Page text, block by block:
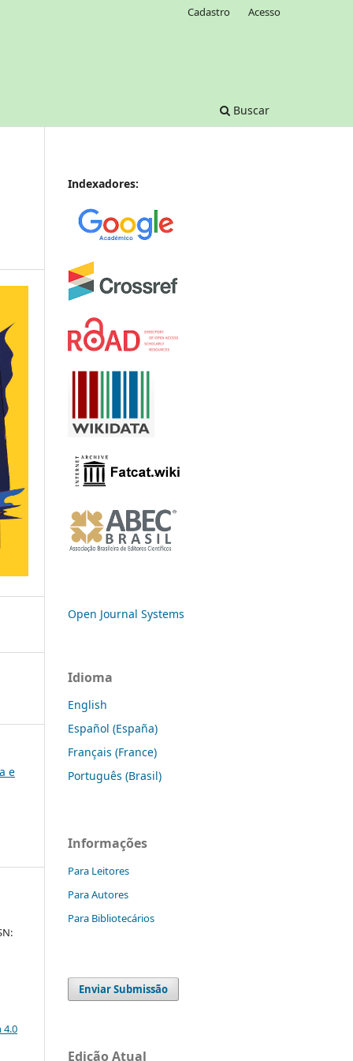
Buscar
Cadastro Acesso
e
4.0
Indexadores:
Open Journal Systems
Idioma
English
Español (España)
Français (France)
Português (Brasil)
Informações
Para Leitores
Para Autores
Para Bibliotecários
Enviar Submissão
Edição Atual